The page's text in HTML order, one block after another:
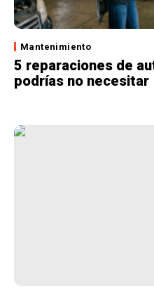
Mantenimiento
5 reparaciones de
podrías no necesitar